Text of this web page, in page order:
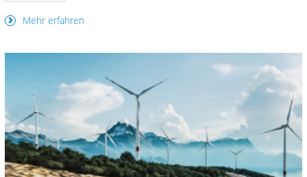
Mehr erfahren